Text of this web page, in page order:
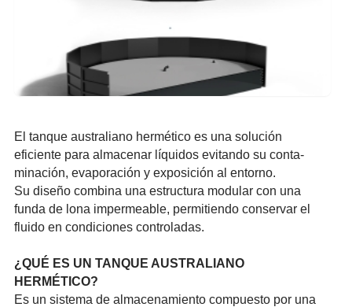
El tanque austr­alian­o hermético es una solución
eficiente para almacenar líquidos evitando su conta­
minac­ión, evaporación y exposición al entorno.
Su diseño combina una estru­ctura modular con una
funda de lona imper­meabl­e, permi­tiend­o conservar el
fluido en condi­cione­s contr­olada­s.
¿QUÉ ES UN TANQUE AUSTR­ALIAN­O
HERMÉTICO?
Es un sistema de almac­enami­ento compuesto por una